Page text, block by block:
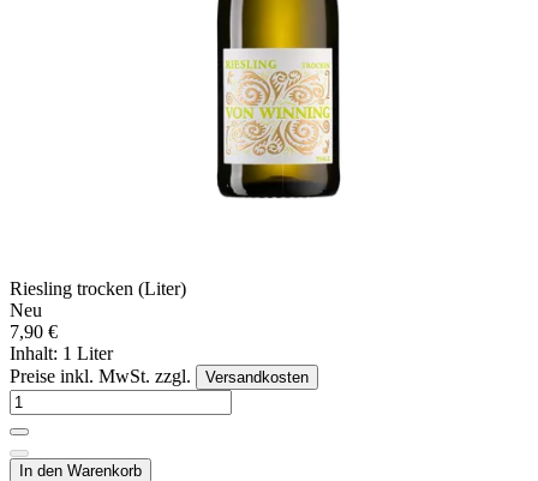
Riesling trocken (Liter)
Neu
7,90 €
Inhalt: 1 Liter
Preise inkl. MwSt. zzgl.
Versandkosten
In den Warenkorb